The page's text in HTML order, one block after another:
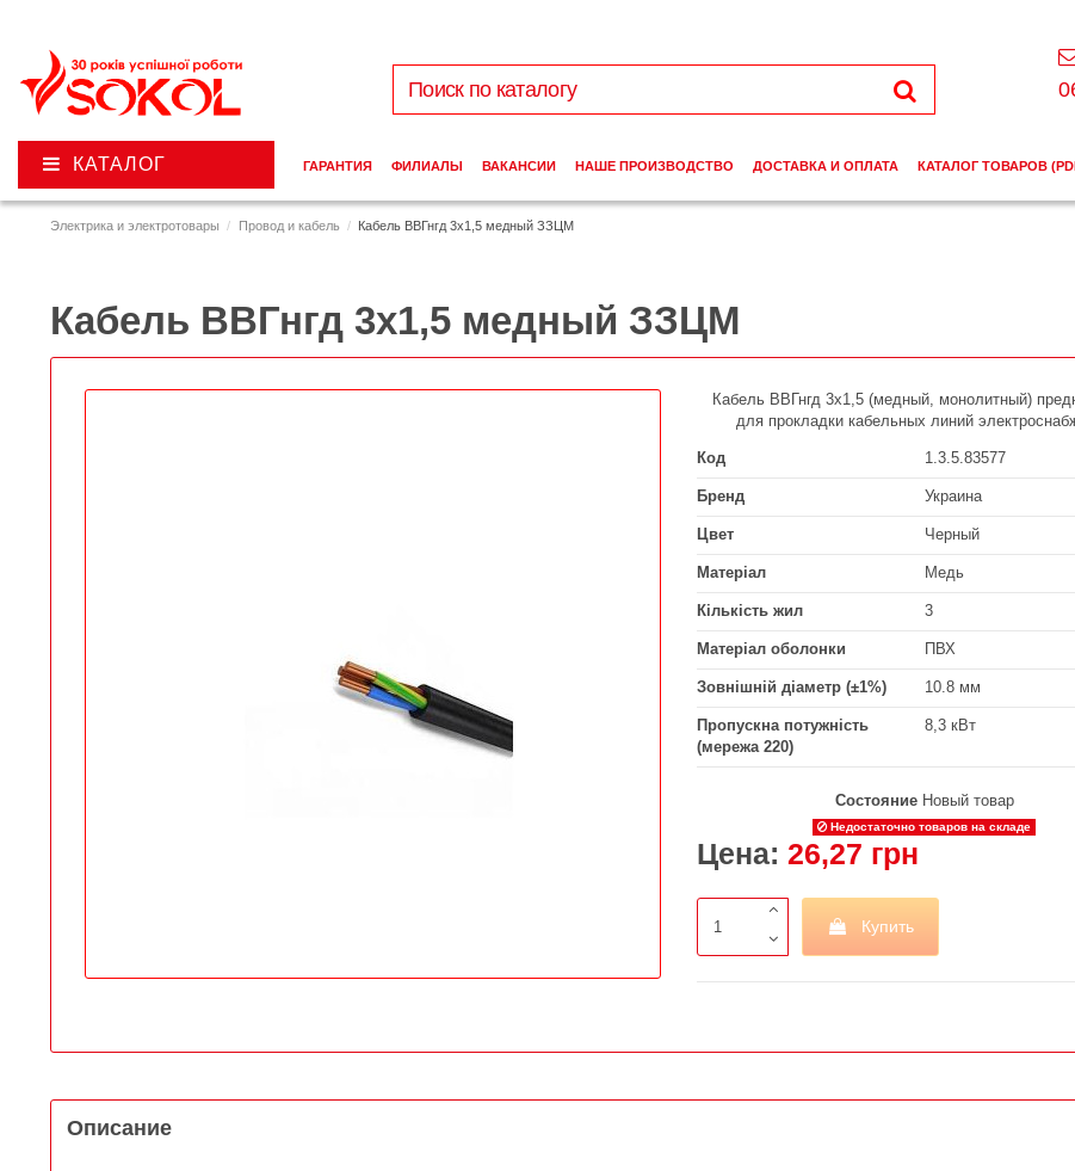
Электрика и электротовары Провод и кабель Кабель ВВГнгд 3х1,5 медный ЗЗЦМ
Кабель ВВГнгд 3х1,5 медный ЗЗЦМ
Кабель ВВГнгд 3х1,5 (медный, монолитный)
для прокладки кабельных линий
Код 1.3.5.83577
Бренд Украина
Цвет Черный
Матеріал Медь
Кількість жил 3
Матеріал оболонки ПВХ
Зовнішній діаметр (±1%) 10.8 мм
Пропускна потужність
(мережа 220)
8,3 кВт
Состояние Новый товар
Недостаточно товаров на складе
Цена: 26,27 грн
Купить
Описание
КАТАЛОГ ГАРАНТИЯ ФИЛИАЛЫ ВАКАНСИИ НАШЕ ПРОИЗВОДСТВО ДОСТАВКА И ОПЛАТА КАТАЛОГ ТОВАРОВ